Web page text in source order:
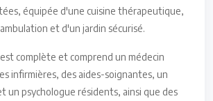
équipée d'une cuisine thérapeutique,
et d'un jardin sécurisé.
complète et comprend un médecin
infirmières, des aides-soignantes, un
un psychologue résidents, ainsi que des